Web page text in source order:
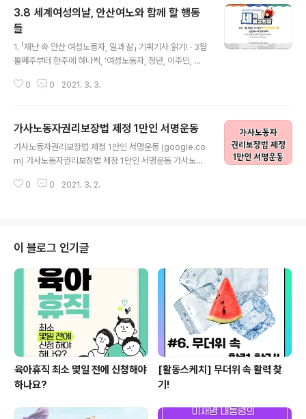
3.8 세계여성의날, 안산여노와 함께 할 행동
들
1. 「재난 속 안산 여성노동자, 일과 삶」 기획기사 읽기! · 3월
둘째주부터 한주에 하나씩, '여성노동자, 청년, 이주민, 돌
니다! 관심을 가지고 읽어주실거죠? 2. 온라인 챌린지 「3월
월8일_경기여성대회, #안산여노 3. 3.8 여성의날 3시 S
TOP 온라인 포스트잇 시위 성별임금격차 33%! 여성노동
자들의 가난과 불안을 멈춰라! '코로나19'로 위기를 겪는
별임금격차가 해소된다면? #2 내가 겪은 성별임금격차 #
0 0 2021. 3. 3.
가사노동자권리보장법 제정 1만인 서명운동
가사노동자권리보장법 제정 1만인 서명운동 (google.co
m) 가사노동자권리보장법 제정 1만인 서명운동 가사노동
래로 지금까지 가사서비스의 이용자들이 사업주가 아니라
지 가사서비스의 이용자들이 사업주가 아니라는 이유 하나
만으로 그동안 근로기준법은 물론 다른 노동관계법의 적용
을 받지 못한 채 사각지대에서 방치되어 왔습니다. 이렇듯
사회보장 전반에서 배제되어 현재 60만명에 달하는 가사
노동자들은 열악한 노동조건과 생계불안에 시달리고 있으
며, 최근에는 코로나19로 인해 방문가정 수가 크게 줄었..
0 0 2021. 3. 2.
이 블로그 인기글
육아휴직 최소 몇일 전에 신청해야
하나요?
[활동스케치] 무더위 속 활력 찾
기!